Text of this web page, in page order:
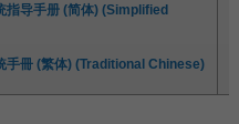
导手册 (简体) (Simplified
冊 (繁体) (Traditional Chinese)